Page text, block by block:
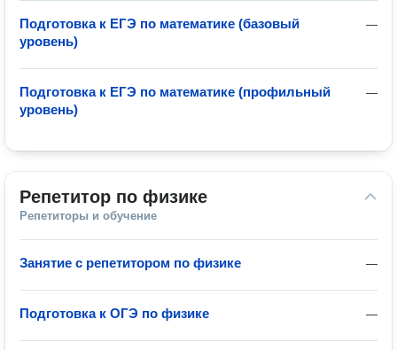
—
Подготовка к ЕГЭ по математике (базовый
уровень)
—
Подготовка к ЕГЭ по математике (профильный
уровень)
Репетитор по физике
Репетиторы и обучение
—
Занятие с репетитором по физике
—
Подготовка к ОГЭ по физике